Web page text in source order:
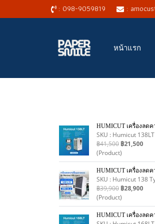
: 098-9059819 :
หน้าแรก
HUMICUT เครื่องลด
SKU : Humicut 138LT
฿41,500 ฿21,500
(Product)
HUMICUT เครื่องลดค
SKU : Humicut 138
฿39,900 ฿28,900
(Product)
HUMICUT เครื่องลด